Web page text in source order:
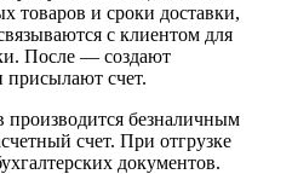
товаров и сроки доставки,
с клиентом для
После — создают
присылают счет.
производится безналичным
счет. При отгрузке
документов.